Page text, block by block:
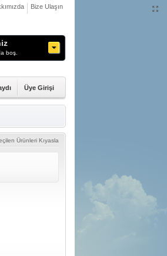
boş.
Üye Girişi
Bize Ulaşın
Ürünleri Kıyasla